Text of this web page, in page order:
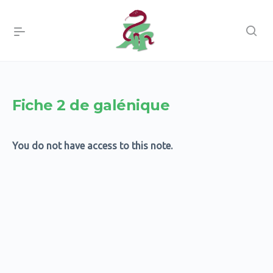
Fiche 2 de galénique
You do not have access to this note.